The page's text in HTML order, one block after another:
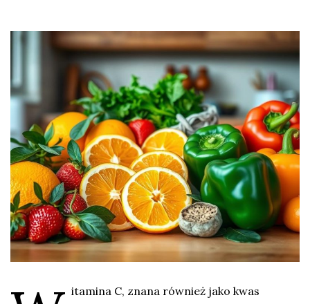
itamina C, znana również jako kwas